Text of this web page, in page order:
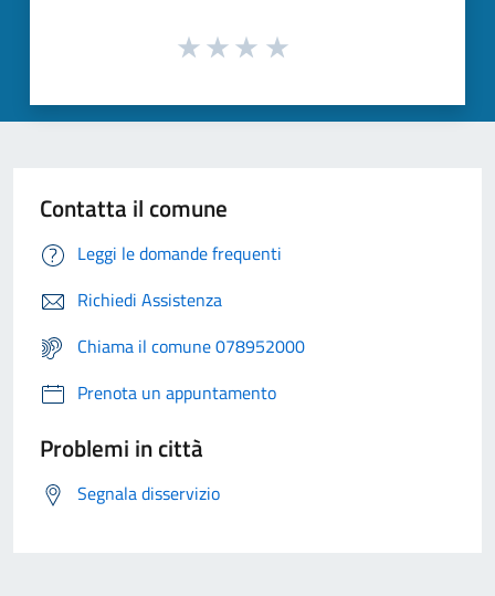
Contatta il comune
Leggi le domande frequenti
Richiedi Assistenza
Chiama il comune 078952000
Prenota un appuntamento
Problemi in città
Segnala disservizio